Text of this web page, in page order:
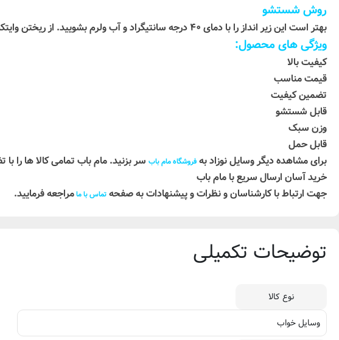
روش شستشو
بهتر است این زیر انداز را با دمای ۴۰ درجه سانتیگراد و آب ولرم بشویید. از ریختن وایتکس و سفید کننده های دیگر روی این محصول پرهیز کنید.
ویژگی های محصول:
کیفیت بالا
قیمت مناسب
تضمین کیفیت
قابل شستشو
وزن سبک
قابل حمل
برای مشاهده دیگر وسایل نوزاد به فروشگاه مام باب سر بزنید. مام باب تمامی کالا ها را
خرید آسان ارسال سریع با مام باب
جهت ارتباط با کارشناسان و نظرات و پیشنهادات به صفحه تماس با مامراجعه فرمایید.
توضیحات تکمیلی
نوع کالا
وسایل خواب